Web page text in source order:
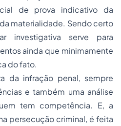
de prova indicativo da
materialidade. Sendo certo
investigativa serve para
ainda que minimamente
do fato.
da infração penal, sempre
e também uma análise
tem competência. E, a
persecução criminal, é feita